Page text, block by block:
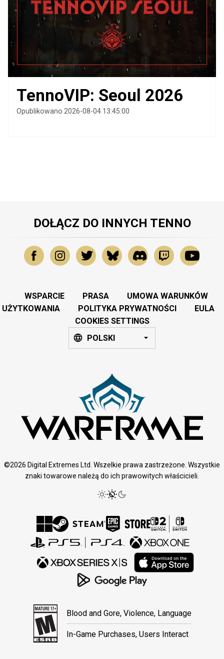
TennoVIP: Seoul 2026
Opublikowano 2026-08-04 13:45:00
DOŁĄCZ DO INNYCH TENNO
WSPARCIE PRASA
UMOWA WARUNKÓW
UŻYTKOWANIA
POLITYKA PRYWATNOŚCI
EULA
COOKIES SETTINGS
POLSKI
©2026 Digital Extremes Ltd. Wszelkie prawa zastrzeżone. Wszystkie
znaki towarowe należą do ich prawowitych właścicieli.
Blood and Gore, Violence, Language
In-Game Purchases, Users Interact